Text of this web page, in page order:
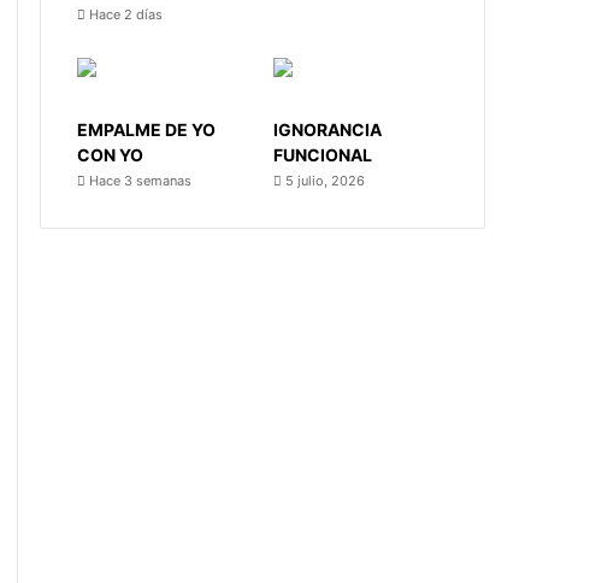
Hace 2 días
EMPALME DE YO
CON YO
Hace 3 semanas
IGNORANCIA
FUNCIONAL
5 julio, 2026